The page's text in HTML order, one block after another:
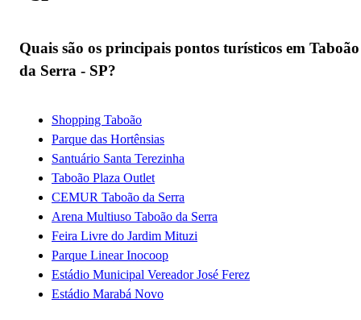
Quais são os principais pontos turísticos em Taboão
da Serra - SP?
Shopping Taboão
Parque das Hortênsias
Santuário Santa Terezinha
Taboão Plaza Outlet
CEMUR Taboão da Serra
Arena Multiuso Taboão da Serra
Feira Livre do Jardim Mituzi
Parque Linear Inocoop
Estádio Municipal Vereador José Ferez
Estádio Marabá Novo